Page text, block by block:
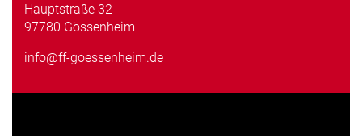
Hauptstraße 32
97780 Gössenheim
info@ff-goessenheim.de